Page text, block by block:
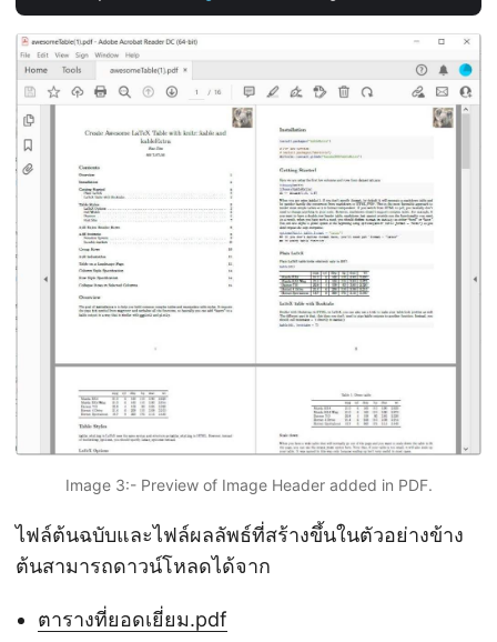
Image 3:- Preview of Image Header added in PDF.
ไฟล์ต้นฉบับและไฟล์ผลลัพธ์ที่สร้างขึ้นในตัวอย่างข้าง
ต้นสามารถดาวน์โหลดได้จาก
ตารางที่ยอดเยี่ยม.pdf